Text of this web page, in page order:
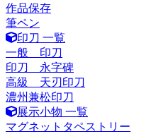
作品保存
筆ペン
印刀 一覧
一般 印刀
印刀 永字碑
高級 天刃印刀
濃州兼松印刀
展示小物 一覧
マグネットタペストリー